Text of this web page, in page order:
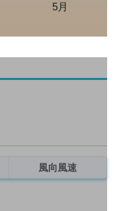
5月
風向風速